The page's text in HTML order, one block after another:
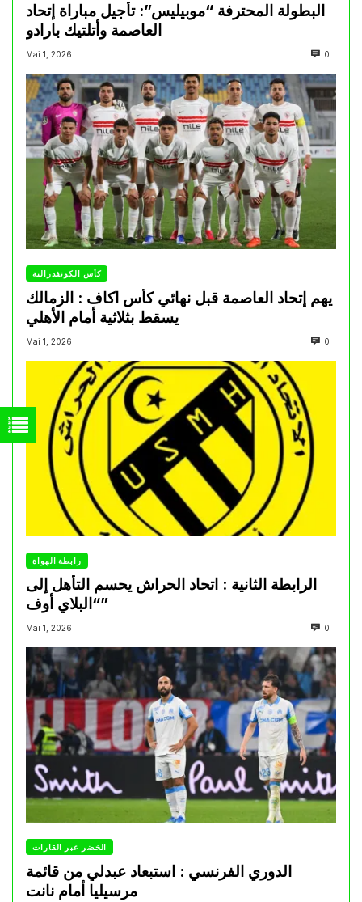
البطولة المحترفة “موبيليس”: تأجيل مباراة إتحاد
العاصمة وأتلتيك بارادو
Mai 1, 2026 0
كأس الكونفدرالية
يهم إتحاد العاصمة قبل نهائي كأس اكاف : الزمالك
Mai 1, 2026 0
رابطة الهواة
الرابطة الثانية : اتحاد الحراش يحسم التأهل إلى
“البلاي أوف”
Mai 1, 2026 0
الخضر عبر القارات
الدوري الفرنسي : استبعاد عبدلي من قائمة
مرسيليا أمام نانت